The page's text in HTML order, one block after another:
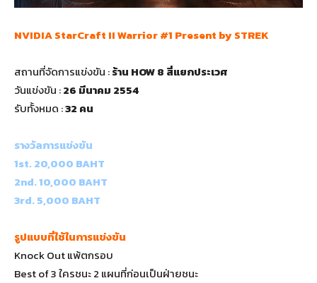
NVIDIA StarCraft II Warrior #1 Present by STREK
สถานที่จัดการแข่งขัน :ร้าน HOW 8 สี่แยกประเวศ
วันแข่งขัน :26 มีนาคม 2554
รับทั้งหมด :32 คน
รางวัลการแข่งขัน
1st. 20,000 BAHT
2nd. 10,000 BAHT
3rd. 5,000 BAHT
รูปแบบที่ใช้ในการแข่งขัน
Knock Out แพ้ตกรอบ
Best of 3 ใครชนะ 2 แผนที่ก่อนเป็นฝ่ายชนะ